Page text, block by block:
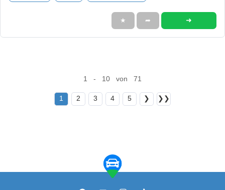
★ ➦ ➜
1 - 10 von 71
1 2 3 4 5 ❯ ❯❯